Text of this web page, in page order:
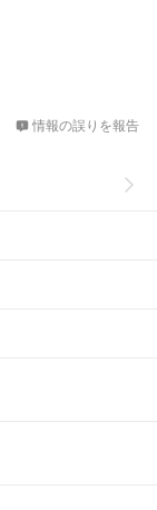
情報の誤りを報告